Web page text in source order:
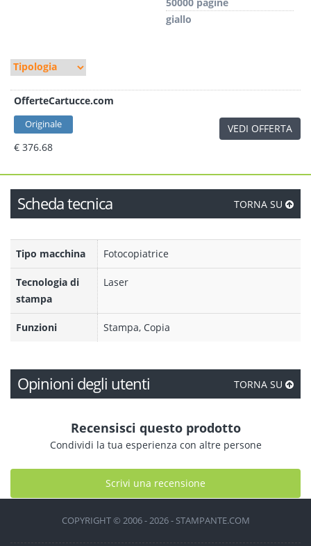
giallo
OfferteCartucce.com
Originale
€ 376.68
VEDI OFFERTA
Scheda tecnica TORNA SU
Tipo macchina Fotocopiatrice
Tecnologia di
stampa
Laser
Funzioni Stampa, Copia
Opinioni degli utenti TORNA SU
Recensisci questo prodotto
Condividi la tua esperienza con altre persone
Scrivi una recensione
COPYRIGHT © 2006 - 2026 - STAMPANTE.COM